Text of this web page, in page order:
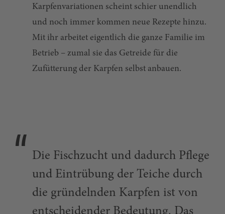
Karpfenvariationen scheint schier unendlich
und noch immer kommen neue Rezepte hinzu.
Mit ihr arbeitet eigentlich die ganze Familie im
Betrieb – zumal sie das Getreide für die
Zufütterung der Karpfen selbst anbauen.
Die Fischzucht und dadurch Pflege
und Eintrübung der Teiche durch
die gründelnden Karpfen ist von